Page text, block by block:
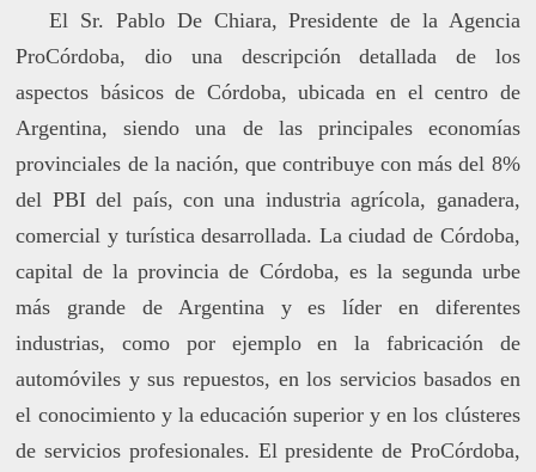
El Sr. Pablo De Chiara, Presidente de la Agencia
ProCórdoba, dio una descripción detallada de los
aspectos básicos de Córdoba, ubicada en el centro de
Argentina, siendo una de las principales economías
provinciales de la nación, que contribuye con más del 8%
del PBI del país, con una industria agrícola, ganadera,
comercial y turística desarrollada. La ciudad de Córdoba,
capital de la provincia de Córdoba, es la segunda urbe
más grande de Argentina y es líder en diferentes
industrias, como por ejemplo en la fabricación de
automóviles y sus repuestos, en los servicios basados en
el conocimiento y la educación superior y en los clústeres
de servicios profesionales. El presidente de ProCórdoba,